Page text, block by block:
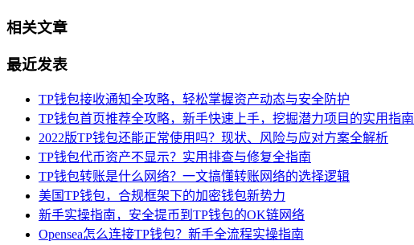
相关文章
最近发表
TP钱包接收通知全攻略，轻松掌握资产动态与安全防护
TP钱包首页推荐全攻略，新手快速上手，挖掘潜力项目的实用指南
2022版TP钱包还能正常使用吗？现状、风险与应对方案全解析
TP钱包代币资产不显示？实用排查与修复全指南
TP钱包转账是什么网络？一文搞懂转账网络的选择逻辑
美国TP钱包，合规框架下的加密钱包新势力
新手实操指南，安全提币到TP钱包的OK链网络
Opensea怎么连接TP钱包？新手全流程实操指南